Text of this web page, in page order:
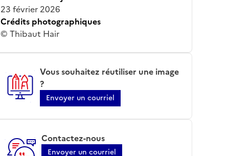
23 février 2026
Crédits photographiques
© Thibaut Hair
Vous souhaitez réutiliser une image
?
Envoyer un courriel
Contactez-nous
Envoyer un courriel